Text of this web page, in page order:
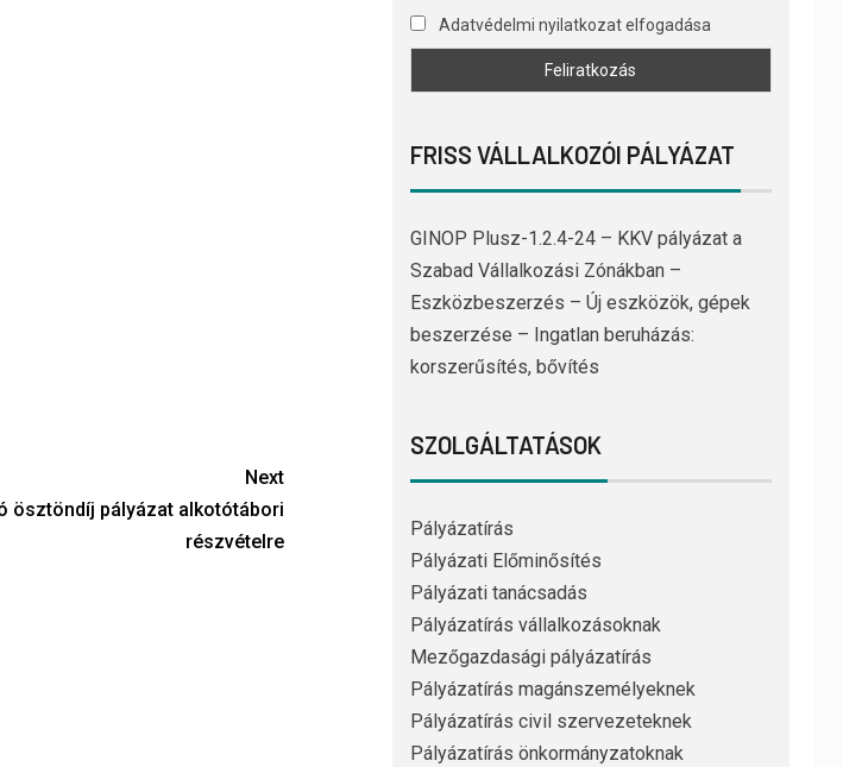
Next
ösztöndíj pályázat alkotótábori
részvételre
Adatvédelmi nyilatkozat elfogadása
FRISS VÁLLALKOZÓI PÁLYÁZAT
GINOP Plusz-1.2.4-24 – KKV pályázat a
Szabad Vállalkozási Zónákban –
Eszközbeszerzés – Új eszközök, gépek
beszerzése – Ingatlan beruházás:
korszerűsítés, bővítés
SZOLGÁLTATÁSOK
Pályázatírás
Pályázati Előminősítés
Pályázati tanácsadás
Pályázatírás vállalkozásoknak
Mezőgazdasági pályázatírás
Pályázatírás magánszemélyeknek
Pályázatírás civil szervezeteknek
Pályázatírás önkormányzatoknak